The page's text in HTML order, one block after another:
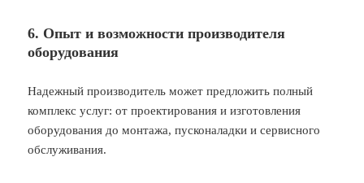
6. Опыт и возможности производителя
оборудования
Надежный производитель может предложить полный
комплекс услуг: от проектирования и изготовления
оборудования до монтажа, пусконаладки и сервисного
обслуживания.